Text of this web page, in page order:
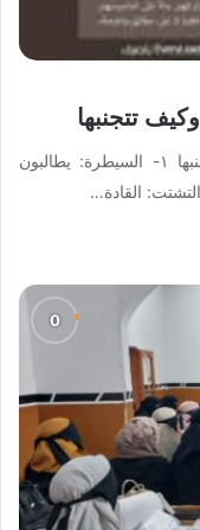
١٢ صفة مزعجة في أبشع القادة وكيف تتجنبها ١- السيطرة: يطالبون